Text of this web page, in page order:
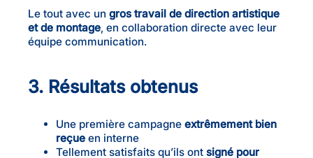
Le tout avec un gros travail de direction artistique
et de montage, en collaboration directe avec leur
équipe communication.
3. Résultats obtenus
Une première campagne extrêmement bien
reçue en interne
Tellement satisfaits qu’ils ont signé pour